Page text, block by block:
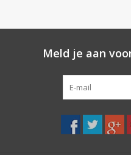
Meld je aan